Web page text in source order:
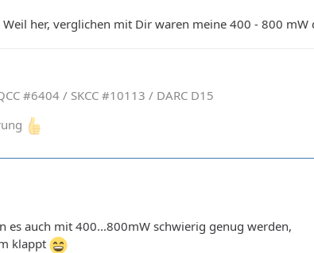
her, verglichen mit Dir waren meine 400 - 800 mW
#6404 / SKCC #10113 / DARC D15
es auch mit 400...800mW schwierig genug werden,
klappt